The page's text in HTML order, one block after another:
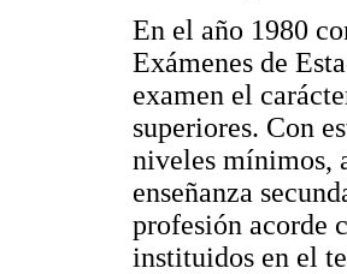
En el año 1980
Exámenes de
examen el
superiores. Con
niveles mínimos,
enseñanza
profesión acorde
instituidos en el